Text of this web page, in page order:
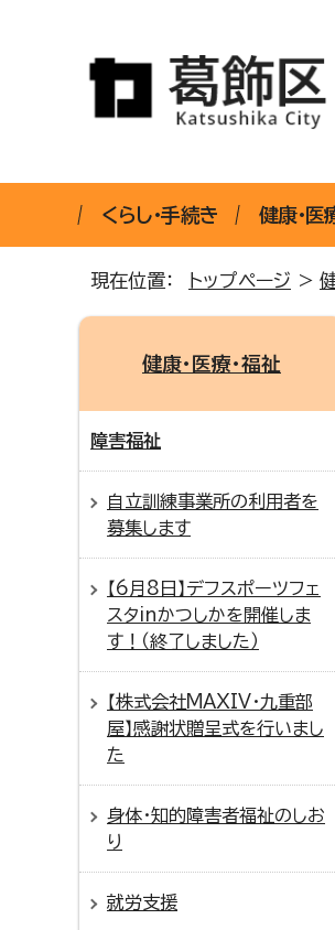
くらし・手続き 健康・医
現在位置： トップページ >
健康・医療・福祉
障害福祉
自立訓練事業所の利用者を
募集します
【6月8日】デフスポーツフェ
スタinかつしかを開催しま
す！（終了しました）
【株式会社MAXIV・九重部
屋】感謝状贈呈式を行いまし
た
身体・知的障害者福祉のしお
り
就労支援